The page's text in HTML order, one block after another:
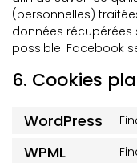
(personnelles)
données
possible. Facebook
6. Cookies
WordPress
WPML